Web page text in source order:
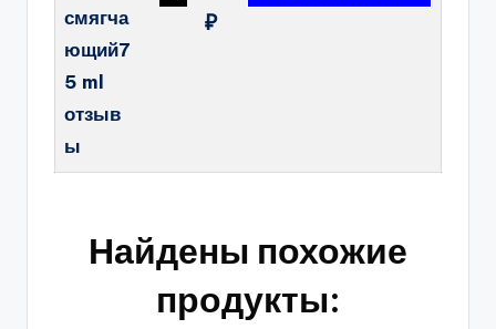
смягча
ющий7
5 ml
отзыв
ы
₽
Найдены похожие
продукты: